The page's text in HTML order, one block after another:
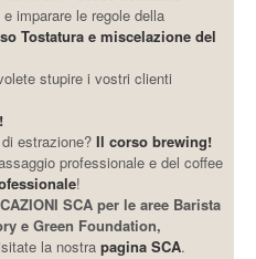
imparare le regole della
Tostatura e miscelazione del
stupire i vostri clienti
estrazione?Il corso brewing!
professionale e del coffee
!
SCA per le aree Barista
e Green Foundation,
la nostrapagina SCA.